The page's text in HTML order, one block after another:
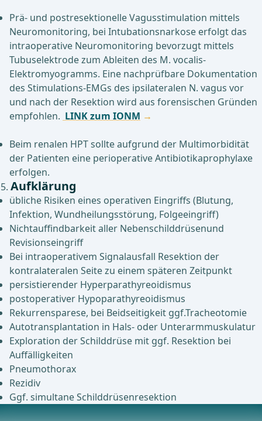
Prä- und postresektionelle Vagusstimulation mittels
Neuromonitoring, bei Intubationsnarkose erfolgt das
intraoperative Neuromonitoring bevorzugt mittels
Tubuselektrode zum Ableiten des M. vocalis-
Elektromyogramms. Eine nachprüfbare Dokumentation
des Stimulations-EMGs des ipsilateralen N. vagus vor
und nach der Resektion wird aus forensischen Gründen
empfohlen. LINK zum IONM
Beim renalen HPT sollte aufgrund der Multimorbidität
der Patienten eine perioperative Antibiotikaprophylaxe
erfolgen.
Aufklärung
übliche Risiken eines operativen Eingriffs (Blutung,
Infektion, Wundheilungsstörung, Folgeeingriff)
Nichtauffindbarkeit aller Nebenschilddrüsenund
Revisionseingriff
Bei intraoperativem Signalausfall Resektion der
kontralateralen Seite zu einem späteren Zeitpunkt
persistierender Hyperparathyreoidismus
postoperativer Hypoparathyreoidismus
Rekurrensparese, bei Beidseitigkeit ggf.Tracheotomie
Autotransplantation in Hals- oder Unterarmmuskulatur
Exploration der Schilddrüse mit ggf. Resektion bei
Auffälligkeiten
Pneumothorax
Rezidiv
Ggf. simultane Schilddrüsenresektion
Anästhesie